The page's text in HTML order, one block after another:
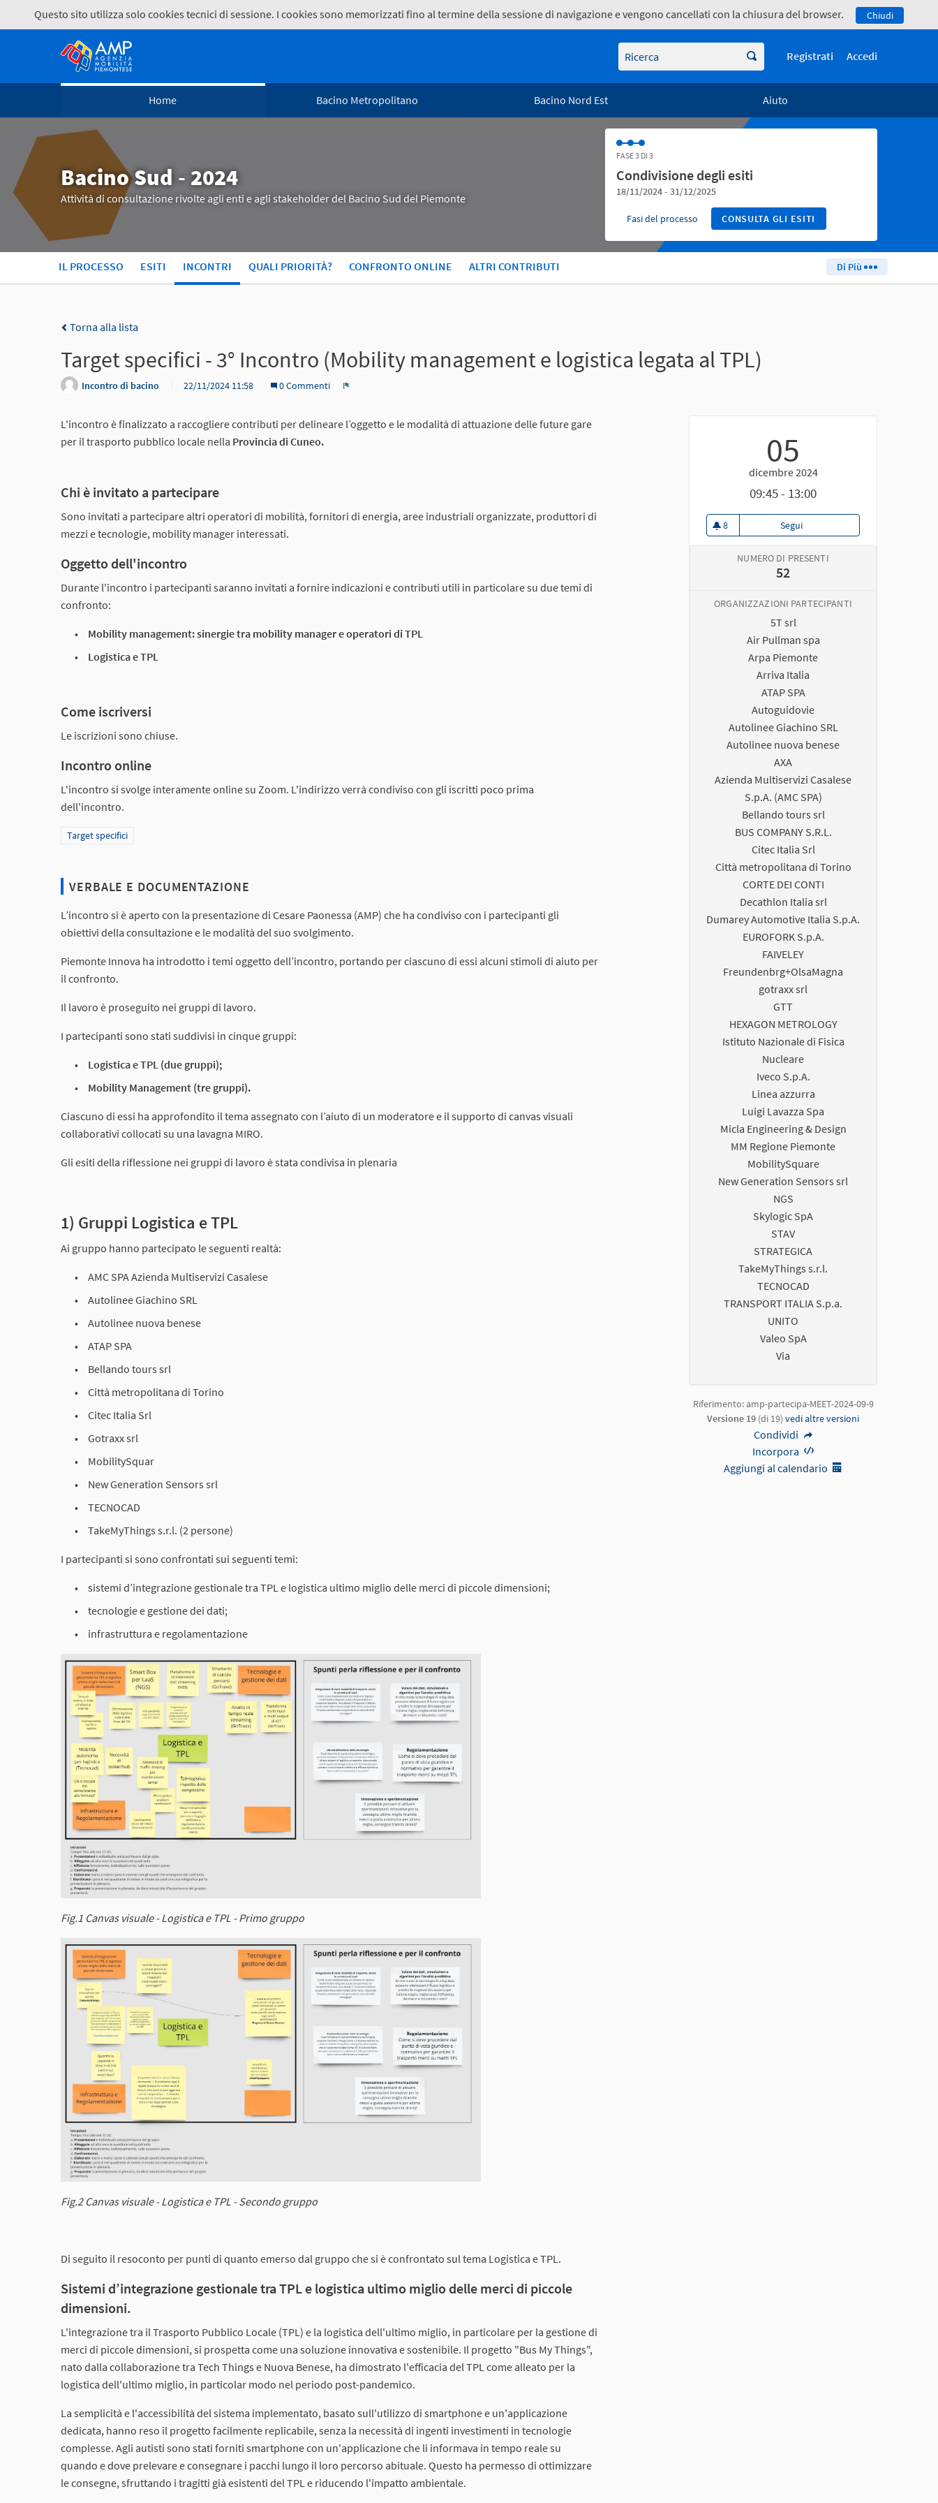
Questo sito utilizza solo cookies tecnici di sessione. I cookies sono memorizzati fino al termine della sessione di navigazione e vengono cancellati con la chiusura del browser. Chiudi
Ricerca Registrati Accedi
Home Bacino Metropolitano Bacino Nord Est Aiuto
Bacino Sud - 2024
Attività di consultazione rivolte agli enti e agli stakeholder del Bacino Sud del Piemonte
FASE 3 DI 3
Condivisione degli esiti
18/11/2024 - 31/12/2025
Fasi del processo CONSULTA GLI ESITI
IL PROCESSO ESITI INCONTRI QUALI PRIORITÀ? CONFRONTO ONLINE ALTRI CONTRIBUTI Di Più
Torna alla lista
Target specifici - 3° Incontro (Mobility management e logistica legata al TPL)
Incontro di bacino 22/11/2024 11:58 0 Commenti
05
dicembre 2024
09:45 - 13:00
8
8 sostenitori
Segui
NUMERO DI PRESENTI
52
ORGANIZZAZIONI PARTECIPANTI
5T srl
Air Pullman spa
Arpa Piemonte
Arriva Italia
ATAP SPA
Autoguidovie
Autolinee Giachino SRL
Autolinee nuova benese
AXA
Azienda Multiservizi Casalese
S.p.A. (AMC SPA)
Bellando tours srl
BUS COMPANY S.R.L.
Citec Italia Srl
Città metropolitana di Torino
CORTE DEI CONTI
Decathlon Italia srl
Dumarey Automotive Italia S.p.A.
EUROFORK S.p.A.
FAIVELEY
Freundenbrg+OlsaMagna
gotraxx srl
GTT
HEXAGON METROLOGY
Istituto Nazionale di Fisica
Nucleare
Iveco S.p.A.
Linea azzurra
Luigi Lavazza Spa
Micla Engineering & Design
MM Regione Piemonte
MobilitySquare
New Generation Sensors srl
NGS
Skylogic SpA
STAV
STRATEGICA
TakeMyThings s.r.l.
TECNOCAD
TRANSPORT ITALIA S.p.a.
UNITO
Valeo SpA
Via
Riferimento: amp-partecipa-MEET-2024-09-9
Versione 19 (di 19) vedi altre versioni
Condividi
Incorpora
Aggiungi al calendario
L'incontro è finalizzato a raccogliere contributi per delineare l’oggetto e le modalità di attuazione delle future gare
per il trasporto pubblico locale nella Provincia di Cuneo.
Chi è invitato a partecipare
Sono invitati a partecipare altri operatori di mobilità, fornitori di energia, aree industriali organizzate, produttori di
mezzi e tecnologie, mobility manager interessati.
Oggetto dell'incontro
Durante l'incontro i partecipanti saranno invitati a fornire indicazioni e contributi utili in particolare su due temi di
confronto:
Mobility management: sinergie tra mobility manager e operatori di TPL
Logistica e TPL
Come iscriversi
Le iscrizioni sono chiuse.
Incontro online
L'incontro si svolge interamente online su Zoom. L'indirizzo verrà condiviso con gli iscritti poco prima
dell'incontro.
Filtra i risultati per categoria: Target specifici
Target specifici
VERBALE E DOCUMENTAZIONE
L’incontro si è aperto con la presentazione di Cesare Paonessa (AMP) che ha condiviso con i partecipanti gli
obiettivi della consultazione e le modalità del suo svolgimento.
Piemonte Innova ha introdotto i temi oggetto dell’incontro, portando per ciascuno di essi alcuni stimoli di aiuto per
il confronto.
Il lavoro è proseguito nei gruppi di lavoro.
I partecipanti sono stati suddivisi in cinque gruppi:
Logistica e TPL (due gruppi);
Mobility Management (tre gruppi).
Ciascuno di essi ha approfondito il tema assegnato con l’aiuto di un moderatore e il supporto di canvas visuali
collaborativi collocati su una lavagna MIRO.
Gli esiti della riflessione nei gruppi di lavoro è stata condivisa in plenaria
1) Gruppi Logistica e TPL
Ai gruppo hanno partecipato le seguenti realtà:
AMC SPA Azienda Multiservizi Casalese
Autolinee Giachino SRL
Autolinee nuova benese
ATAP SPA
Bellando tours srl
Città metropolitana di Torino
Citec Italia Srl
Gotraxx srl
MobilitySquar
New Generation Sensors srl
TECNOCAD
TakeMyThings s.r.l. (2 persone)
I partecipanti si sono confrontati sui seguenti temi:
sistemi d’integrazione gestionale tra TPL e logistica ultimo miglio delle merci di piccole dimensioni;
tecnologie e gestione dei dati;
infrastruttura e regolamentazione
Fig.1 Canvas visuale - Logistica e TPL - Primo gruppo
Fig.2 Canvas visuale - Logistica e TPL - Secondo gruppo
Di seguito il resoconto per punti di quanto emerso dal gruppo che si è confrontato sul tema Logistica e TPL.
Sistemi d’integrazione gestionale tra TPL e logistica ultimo miglio delle merci di piccole
dimensioni.
L'integrazione tra il Trasporto Pubblico Locale (TPL) e la logistica dell'ultimo miglio, in particolare per la gestione di
merci di piccole dimensioni, si prospetta come una soluzione innovativa e sostenibile. Il progetto "Bus My Things",
nato dalla collaborazione tra Tech Things e Nuova Benese, ha dimostrato l'efficacia del TPL come alleato per la
logistica dell'ultimo miglio, in particolar modo nel periodo post-pandemico.
La semplicità e l'accessibilità del sistema implementato, basato sull'utilizzo di smartphone e un'applicazione
dedicata, hanno reso il progetto facilmente replicabile, senza la necessità di ingenti investimenti in tecnologie
complesse. Agli autisti sono stati forniti smartphone con un'applicazione che li informava in tempo reale su
quando e dove prelevare e consegnare i pacchi lungo il loro percorso abituale. Questo ha permesso di ottimizzare
le consegne, sfruttando i tragitti già esistenti del TPL e riducendo l'impatto ambientale.